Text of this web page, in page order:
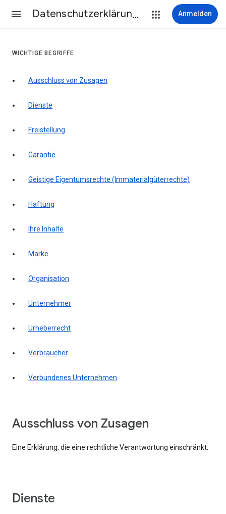
Datenschutzerklärung & Nutzungsbedingungen Anmelden
WICHTIGE BEGRIFFE
Ausschluss von Zusagen
Dienste
Freistellung
Garantie
Geistige Eigentumsrechte (Immaterialgüterrechte)
Haftung
Ihre Inhalte
Marke
Organisation
Unternehmer
Urheberrecht
Verbraucher
Verbundenes Unternehmen
Ausschluss von Zusagen
Eine Erklärung, die eine rechtliche Verantwortung einschränkt.
Dienste